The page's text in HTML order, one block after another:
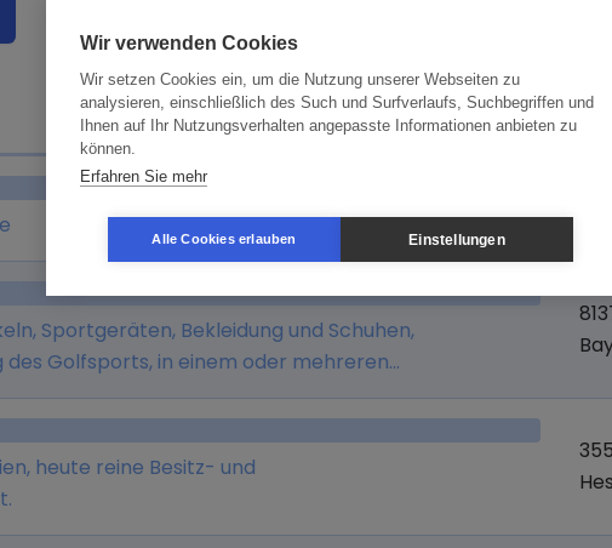
Branche
Sportgeräten, Bekleidung und Schuhen,
Golfsports, in einem oder mehreren
und in dem ebenfalls vom Unternehmen
heute reine Besitz- und
Wir verwenden Cookies
Wir setzen Cookies ein, um die Nutzung unserer Webseiten zu
analysieren, einschließlich des Such und Surfverlaufs, Suchbegriffen und
Ihnen auf Ihr Nutzungsverhalten angepasste Informationen anbieten zu
können.
Erfahren Sie mehr
Alle Cookies erlauben Einstellungen